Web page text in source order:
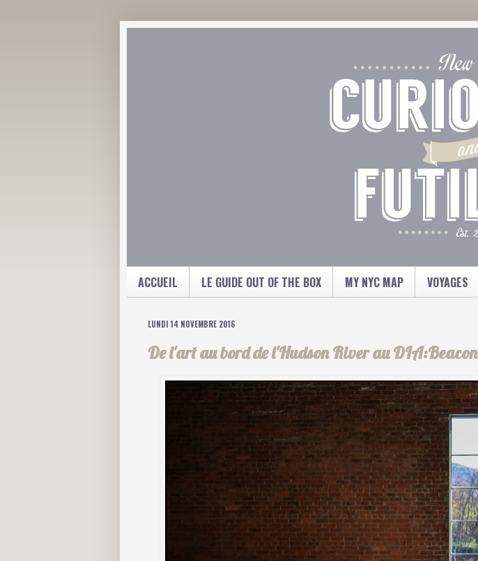
ACCUEIL LE GUIDE OUT OF THE BOX MY NYC MAP VOYAGES
LUNDI 14 NOVEMBRE 2016
De l'art au bord de l'Hudson River au DIA:Beacon